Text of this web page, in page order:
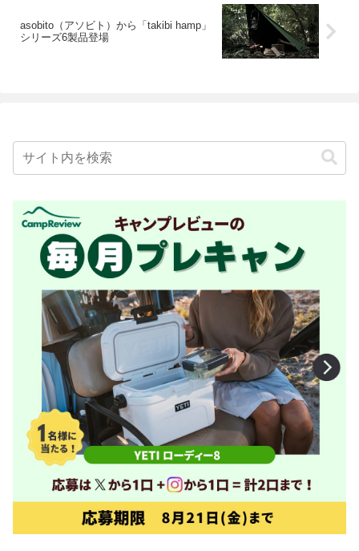
asobito（アソビト）から「takibi hamp」
シリーズ6製品登場